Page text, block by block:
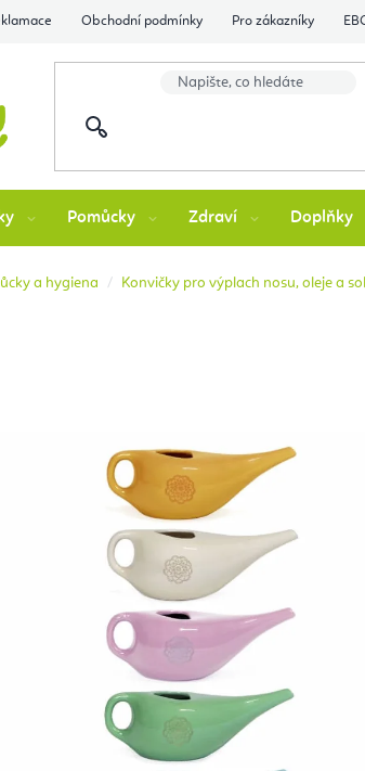
Obchodní podmínky Pro zákazníky
Pomůcky Zdraví Doplňky
a hygiena Konvičky pro výplach nosu, oleje a